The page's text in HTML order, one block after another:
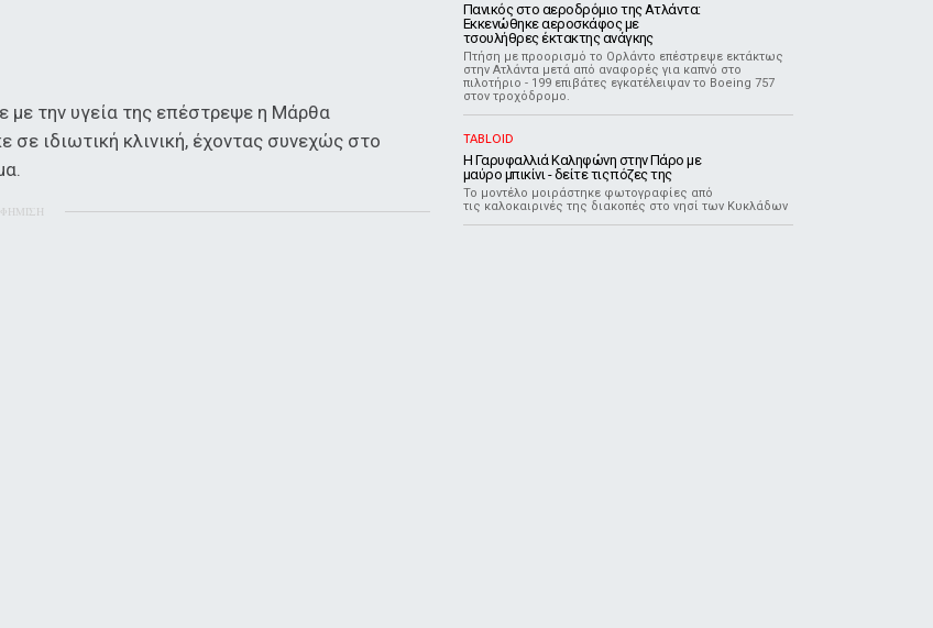
με την υγεία της επέστρεψε η Μάρθα
ιδιωτική κλινική, έχοντας συνεχώς στο
Πανικός στο αεροδρόμιο της Ατλάντα:
Εκκενώθηκε αεροσκάφος με
τσουλήθρες έκτακτης ανάγκης
Πτήση με προορισμό το Ορλάντο επέστρεψε εκτάκτως
στην Ατλάντα μετά από αναφορές για καπνό στο
πιλοτήριο - 199 επιβάτες εγκατέλειψαν το Boeing 757
στον τροχόδρομο.
TABLOID
Η Γαρυφαλλιά Καληφώνη στην Πάρο με
μαύρο μπικίνι - δείτε τις πόζες της
Το μοντέλο μοιράστηκε φωτογραφίες από
τις καλοκαιρινές της διακοπές στο νησί των Κυκλάδων